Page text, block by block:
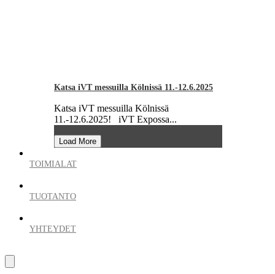
Katsa iVT messuilla Kölnissä 11.-12.6.2025
Katsa iVT messuilla Kölnissä
11.-12.6.2025! iVT Expossa...
Load More
TOIMIALAT
TUOTANTO
YHTEYDET